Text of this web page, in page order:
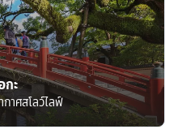
ะ
าศสโลว์ไลฟ์